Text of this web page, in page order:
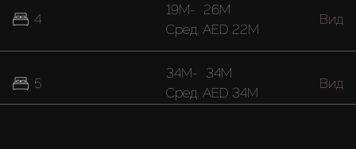
4
5
19M- 26M
Cред. AED 22M
Вид
34M- 34M
Cред. AED 34M
Вид